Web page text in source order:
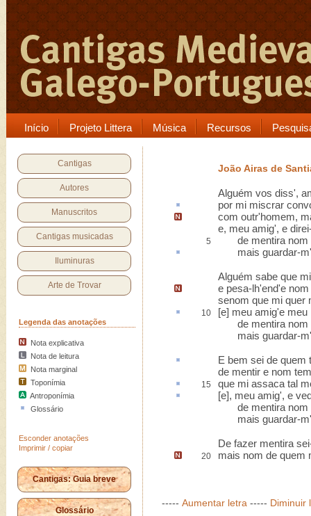
Início Projeto Littera Música Recursos
Cantigas
Autores
Manuscritos
Cantigas musicadas
Iluminuras
Arte de Trovar
Legenda das anotações
Nota explicativa
Nota de leitura
Nota marginal
Toponímia
Antroponímia
Glossário
Esconder anotações
Imprimir / copiar
Cantigas: Guia breve
Glossário
João Airas de
Alguém vos diss',
por mi miscrar
com outr'homem,
e, meu amig', e
5
de mentira nom
mais guardar-
Alguém sabe que
e pesa-lh'end'e
senom que mi quer
10 [e] meu amig'e meu
de mentira nom
mais guardar-m'-
E bem sei de
de mentir e nom
15
que mi assaca tal
[e], meu amig', e
de mentira nom
mais guardar-m'-
De fazer mentira
20 mais nom de quem
----- Aumentar letra ----- Diminuir